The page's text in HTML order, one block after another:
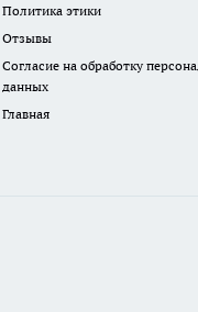
Политика этики
Отзывы
Согласие на обработку
данных
Главная